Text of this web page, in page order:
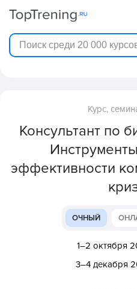
Курс,
Консультант по
эффективности
ОЧНЫЙ
1–2 октября
3–4 декабря